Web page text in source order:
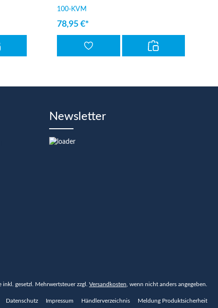
100-KVM
78,95 €*
Newsletter
inkl. gesetzl. Mehrwertsteuer zzgl. Versandkosten , wenn nicht anders angegeben.
Datenschutz Impressum Händlerverzeichnis Meldung Produktsicherheit